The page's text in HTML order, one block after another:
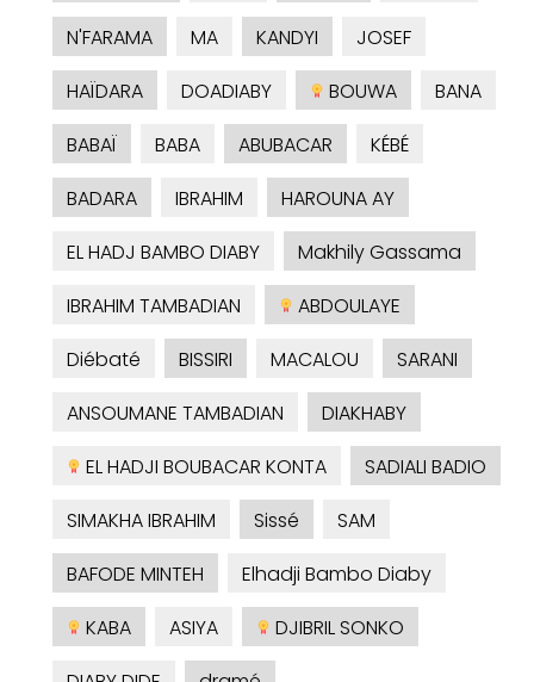
N'FARAMA
MA KANDYI
JOSEF
HAÏDARA
DOADIABY BOUWA
BANA
BABAÏ
BABA ABUBACAR
KÉBÉ
BADARA
IBRAHIM
HAROUNA AY
EL HADJ BAMBO DIABY
Makhily Gassama
IBRAHIM TAMBADIAN
ABDOULAYE
Diébaté
BISSIRI MACALOU
SARANI
ANSOUMANE TAMBADIAN
DIAKHABY
EL HADJI BOUBACAR KONTA
SADIALI BADIO
SIMAKHA IBRAHIM
Sissé
SAM
BAFODE MINTEH
Elhadji Bambo Diaby
KABA
ASIYA
DJIBRIL SONKO